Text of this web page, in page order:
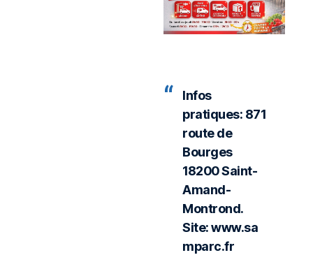
Infos
pratiques: 871
route de
Bourges
18200 Saint-
Amand-
Montrond.
Site:www.sa
mparc.fr